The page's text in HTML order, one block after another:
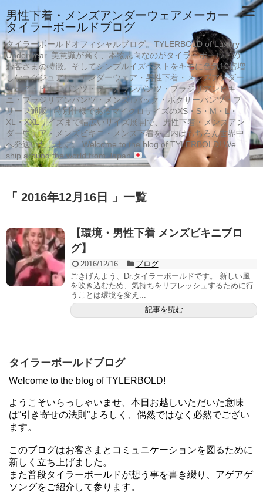
男性下着・メンズアンダーウェアメーカー
タイラーボールドブログ
タイラーボールドオフィシャルブログ。TYLERBOLD of Luxury
Underwear. 美意識が高く、本物志向なのがタイラーボールドの
お客さまの特徴。そしてシンプルイズベストをキモに色気10倍増
しなラグジュアリーアンダーウェア・男性下着・メンズアンダー
ウェア・ビキニパンツ・ブーメランパンツ・ブラジリアンビキ
ニ・ブラジリアンパンツ・メンズTバック・ボクサーパンツ・ブ
リーフ通販 | 特別仕様であるマイクロサイズのXS・S・M・L・
XL・XXLサイズまで幅広いサイズ展開で、男性下着・メンズアン
ダーウェア・メンズビキニ・メンズ下着を国内はもちろん世界中
へ発送いたします。 Welcome to the blog of TYLERBOLD! We
ship around the world from Japan
「 2016年12月16日 」一覧
【環境・男性下着 メンズビキニブロ
グ】
2016/12/16
ブログ
ごきげんよう、Dr.タイラーボールドです。 新しい風
を吹き込むため、気持ちをリフレッシュするために行
うことは環境を変え...
記事を読む
タイラーボールドブログ
Welcome to the blog of TYLERBOLD!
ようこそいらっしゃいませ、本日お越しいただいた意味
は“引き寄せの法則”よろしく、偶然ではなく必然でござい
ます。
このブログはお客さまとコミュニケーションを図るために
新しく立ち上げました。
また普段タイラーボールドが想う事を書き綴り、アゲアゲ
ソングをご紹介して参ります。